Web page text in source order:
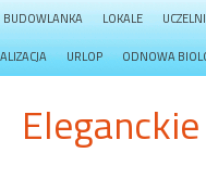
BUDOWLANKA LOKALE
URLOP ODNOWA